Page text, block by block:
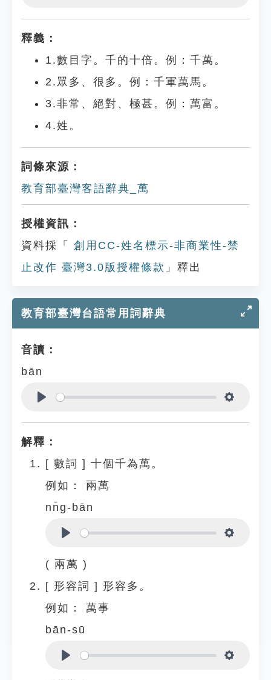
釋義：
1.數目字。千的十倍。例：千萬。
2.眾多、很多。例：千軍萬馬。
3.非常、絕對、極甚。例：萬富。
4.姓。
詞條來源：
教育部臺灣客語辭典_萬
授權資訊：
資料採「
創用CC-姓名標示-非商業性-禁
止改作 臺灣3.0版授權條款 」釋出
教育部臺灣台語常用詞辭典
音讀：
bān
解釋：
[ 數詞 ] 十個千為萬。
例如：
兩萬
nn̄g-bān
( 兩萬 )
[ 形容詞 ] 形容多。
例如：
萬事
bān-sū